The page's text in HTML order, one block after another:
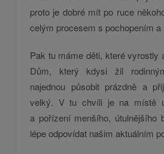
proto je dobré mít po ruce
celým procesem s pochopením a
Pak tu máme děti, které vyrostly
Dům, který kdysi žil
najednou působit prázdně a
velký. V tu chvíli je na místě
a pořízení menšího, útulnějšího
lépe odpovídat našim aktuálním